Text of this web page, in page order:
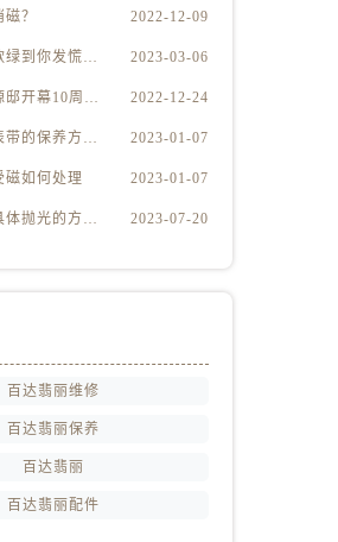
？ 2022-12-09
美丽且经典一款绿到你发慌的百达翡丽腕表 2023-03-06
百达翡丽上海源邸开幕10周年展“与时间同源” 2022-12-24
百达翡丽手表表带的保养方法有哪些？ 2023-01-07
磁如何处理 2023-01-07
百达翡丽手表具体抛光的方法（百达翡丽手表抛光的正确方法） 2023-07-20
百达翡丽维修
百达翡丽保养
百达翡丽
百达翡丽配件